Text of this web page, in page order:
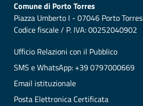
Comune di Porto Torres
Piazza Umberto I - 07046 Porto Torres
Codice fiscale / P. IVA: 00252040902
Ufficio Relazioni con il Pubblico
SMS e WhatsApp: +39 0797000669
Email istituzionale
Posta Elettronica Certificata